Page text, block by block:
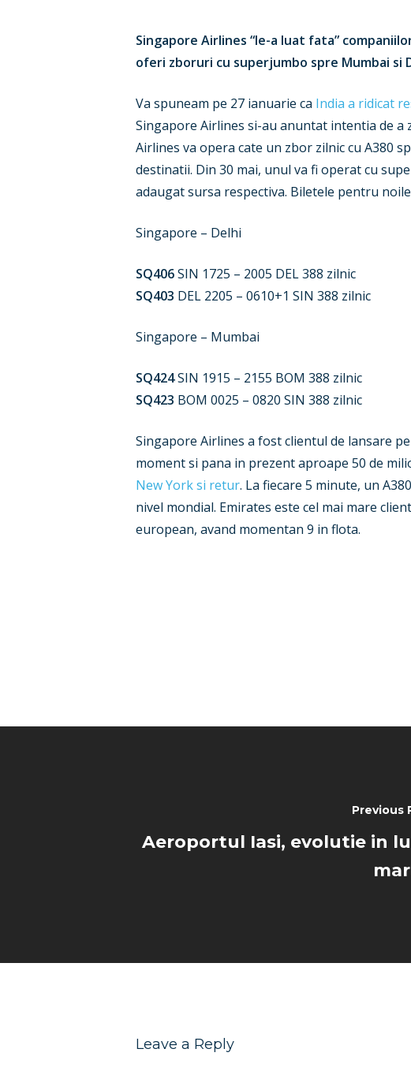
Singapore Airlines “le-a luat fata”
oferi zboruri cu superjumbo spre Mumbai si
Va spuneam pe 27 ianuarie ca India a ridicat
Singapore Airlines si-au anuntat intentia de a
Airlines va opera cate un zbor zilnic cu A380
destinatii. Din 30 mai, unul va fi operat cu
adaugat sursa respectiva. Biletele pentru
Singapore – Delhi
SQ406SIN 1725 – 2005 DEL 388 zilnic
SQ403 DEL 2205 – 0610+1 SIN 388 zilnic
Singapore – Mumbai
SQ424SIN 1915 – 2155 BOM 388 zilnic
SQ423 BOM 0025 – 0820 SIN 388 zilnic
Singapore Airlines a fost clientul de lansare
moment si pana in prezent aproape 50 de
New York si retur. La fiecare 5 minute, un
nivel mondial. Emirates este cel mai mare
european, avand momentan 9 in flota.
Previous
Aeroportul Iasi, evolutie in
Leave a Reply